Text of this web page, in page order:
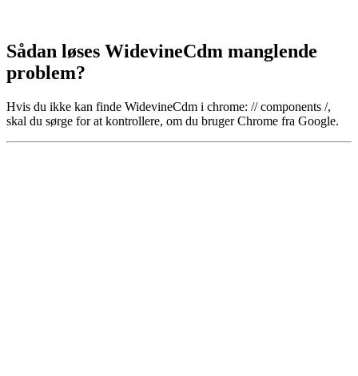
Sådan løses WidevineCdm manglende
problem?
Hvis du ikke kan finde WidevineCdm i chrome: // components /,
skal du sørge for at kontrollere, om du bruger Chrome fra Google.